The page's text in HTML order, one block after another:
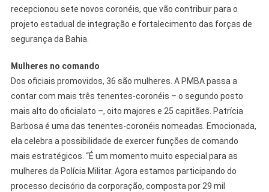
recepcionou sete novos coronéis, que vão contribuir para o
projeto estadual de integração e fortalecimento das forças de
segurança da Bahia.
Mulheres no comando
Dos oficiais promovidos, 36 são mulheres. A PMBA passa a
contar com mais três tenentes-coronéis – o segundo posto
mais alto do oficialato –, oito majores e 25 capitães. Patrícia
Barbosa é uma das tenentes-coronéis nomeadas. Emocionada,
ela celebra a possibilidade de exercer funções de comando
mais estratégicos. “É um momento muito especial para as
mulheres da Polícia Militar. Agora estamos participando do
processo decisório da corporação, composta por 29 mil